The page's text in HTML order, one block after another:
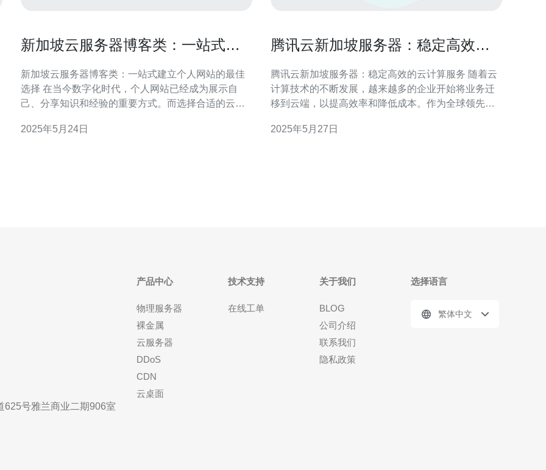
新加坡云服务器博客类：一站式建
新加坡云服务器博客类：一站式建立个人网站的最佳
选择 在当今数字化时代，个人网站已经成为展示自
己、分享知识和经验的重要方式。而选择合适的云服
云服务器博客类服务正逐渐成为越来越多人的首选，
2025年5月24日
腾讯云新加坡服务器：稳定高效的
腾讯云新加坡服务器：稳定高效的云计算服务 随着云
计算技术的不断发展，越来越多的企业开始将业务迁
移到云端，以提高效率和降低成本。作为全球领先的
的服务器架构，为用户提供优质的云计算服务。 腾讯
2025年5月27日
625号雅兰商业二期906室
产品中心
物理服务器
裸金属
云服务器
DDoS
CDN
云桌面
技术支持
在线工单
关于我们
BLOG
公司介绍
联系我们
隐私政策
选择语言
繁体中文